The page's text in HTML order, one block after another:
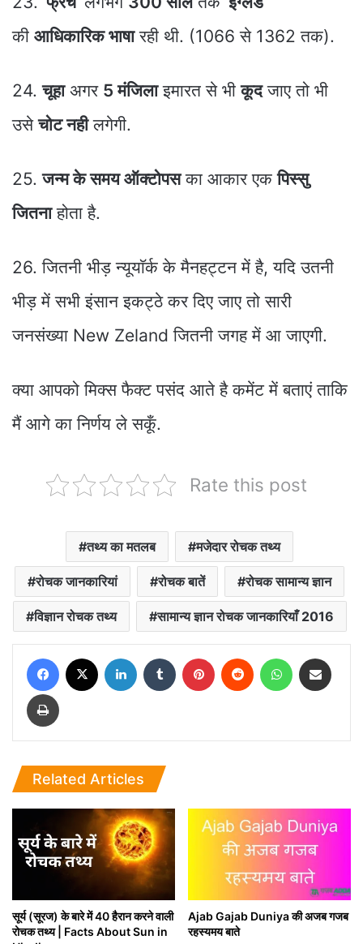
की आधिकारिक भाषारही थी. (1066 से 1362 तक).
24.चूहाअगर 5 मंजिलाइमारत से भीकूदजाए तो भी
उसेचोट नहीलगेगी.
25.जन्म के समय ऑक्टोपसका आकार एकपिस्सु
जितनाहोता है.
26. जितनी भीड़ न्यूयाॅर्क के मैनहट्टन में है, यदि उतनी
भीड़ में सभी इंसान इकट्ठे कर दिए जाए तो सारी
जनसंख्या New Zeland जितनी जगह में आ जाएगी.
क्या आपको मिक्स फैक्ट पसंद आते है कमेंट में बताएं ताकि
मैं आगे का निर्णय ले सकूँ.
Rate this post
तथ्य का मतलब मजेदार रोचक तथ्य
रोचक जानकारियां रोचक बातें रोचक सामान्य ज्ञान
विज्ञान रोचक तथ्य सामान्य ज्ञान रोचक जानकारियाँ 2016
Facebook LinkedIn Tumblr Pinterest Reddit WhatsApp
Print
Related Articles
सूर्य (सूरज) के बारे में 40 हैरान करने वाली
रोचक तथ्य | Facts About Sun in
Ajab Gajab Duniya की अजब गजब
रहस्यमय बाते